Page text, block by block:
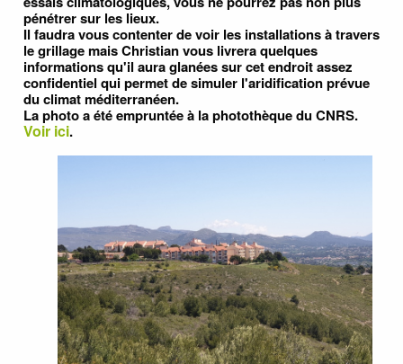
pénétrer sur les lieux.
Il faudra vous contenter de voir les installationsà travers
le grillage mais Christian vous livrera quelques
informations qu'il aura glanées sur cet endroit assez
confidentiel qui permet de simuler l'aridification prévue
du climat méditerranéen. ​
La photo a été empruntée à la photothèque du CNRS.
Voir ici.